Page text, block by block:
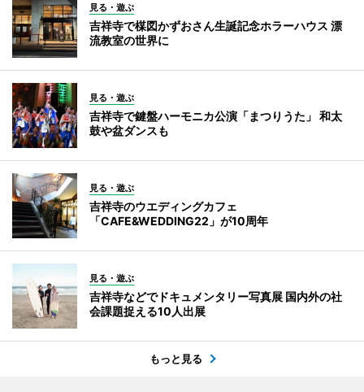
見る・遊ぶ
吉祥寺で楳図かずおさん生誕記念ホラーハウス 漂
流教室の世界に
見る・遊ぶ
吉祥寺で鍵盤ハーモニカ公演「まつりうた」 和太
鼓や盆ダンスも
見る・遊ぶ
吉祥寺のウエディングカフェ
「CAFE&WEDDING22」が10周年
見る・遊ぶ
吉祥寺などでドキュメンタリー写真展 国内外の社
会課題捉える10人出展
もっと見る